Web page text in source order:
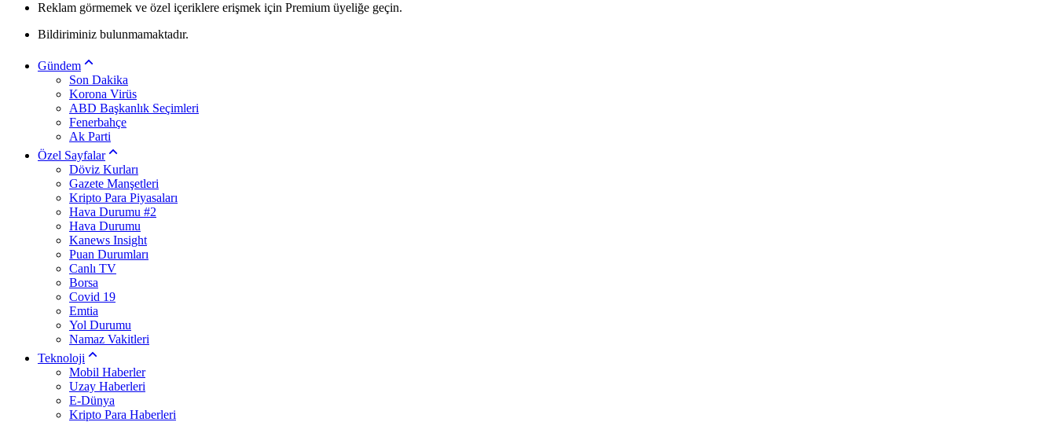
Reklam görmemek ve özel içeriklere erişmek için Premium üyeliğe geçin.
Bildiriminiz bulunmamaktadır.
Gündem
Son Dakika
Korona Virüs
ABD Başkanlık Seçimleri
Fenerbahçe
Ak Parti
Özel Sayfalar
Döviz Kurları
Gazete Manşetleri
Kripto Para Piyasaları
Hava Durumu #2
Hava Durumu
Kanews Insight
Puan Durumları
Canlı TV
Borsa
Covid 19
Emtia
Yol Durumu
Namaz Vakitleri
Teknoloji
Mobil Haberler
Uzay Haberleri
E-Dünya
Kripto Para Haberleri